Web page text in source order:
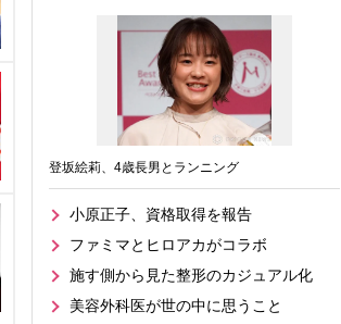
登坂絵莉、4歳長男とランニング
小原正子、資格取得を報告
ファミマとヒロアカがコラボ
施す側から見た整形のカジュアル化
美容外科医が世の中に思うこと